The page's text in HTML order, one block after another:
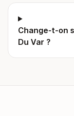
Change-t-on
Du Var ?